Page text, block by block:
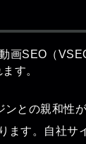
画SEO（
す。
ンとの親和性
す。自社サ